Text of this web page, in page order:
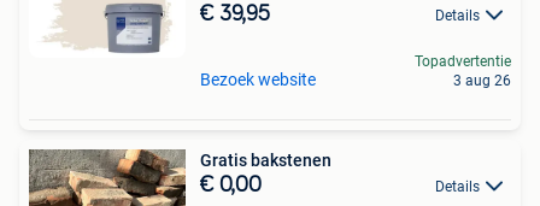
€ 39,95 Details
Bezoek website
Topadvertentie
3 aug 26
Gratis bakstenen
€ 0,00 Details